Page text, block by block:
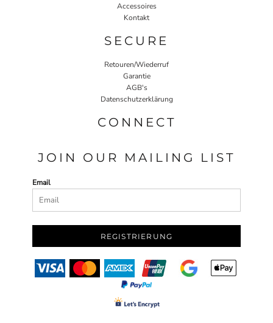
Accessoires
Kontakt
SECURE
Retouren/Wiederruf
Garantie
AGB's
Datenschutzerklärung
CONNECT
JOIN OUR MAILING LIST
Email
REGISTRIERUNG